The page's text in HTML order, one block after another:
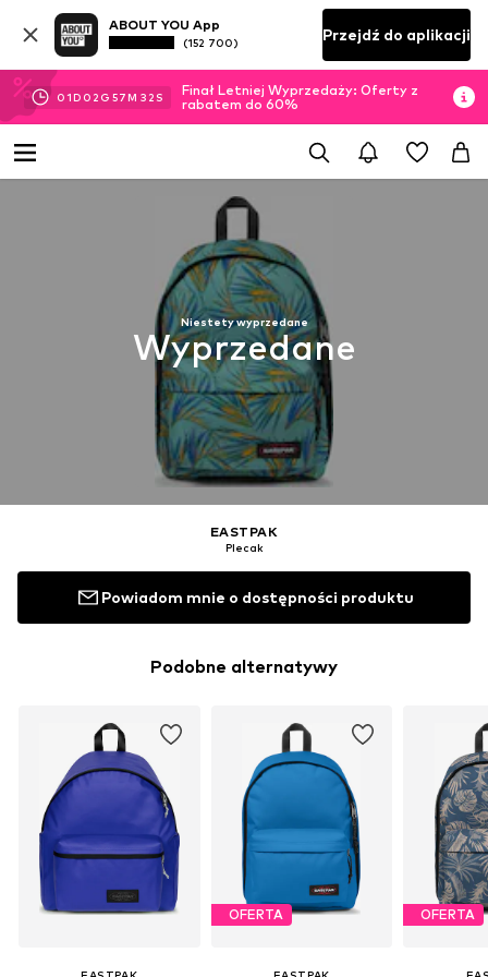
ABOUT YOU App
(152 700) Przejdź do aplikacji
01D 02 G 57M 31 S
Finał Letniej Wyprzedaży: Oferty z
rabatem do 60%
Niestety wyprzedane
Wyprzedane
EASTPAK
Plecak
Powiadom mnie o dostępności produktu
Podobne alternatywy
OFERTA OFERTA